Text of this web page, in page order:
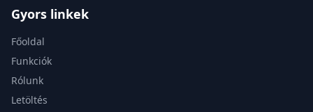
Gyors linkek
Főoldal
Funkciók
Rólunk
Letöltés